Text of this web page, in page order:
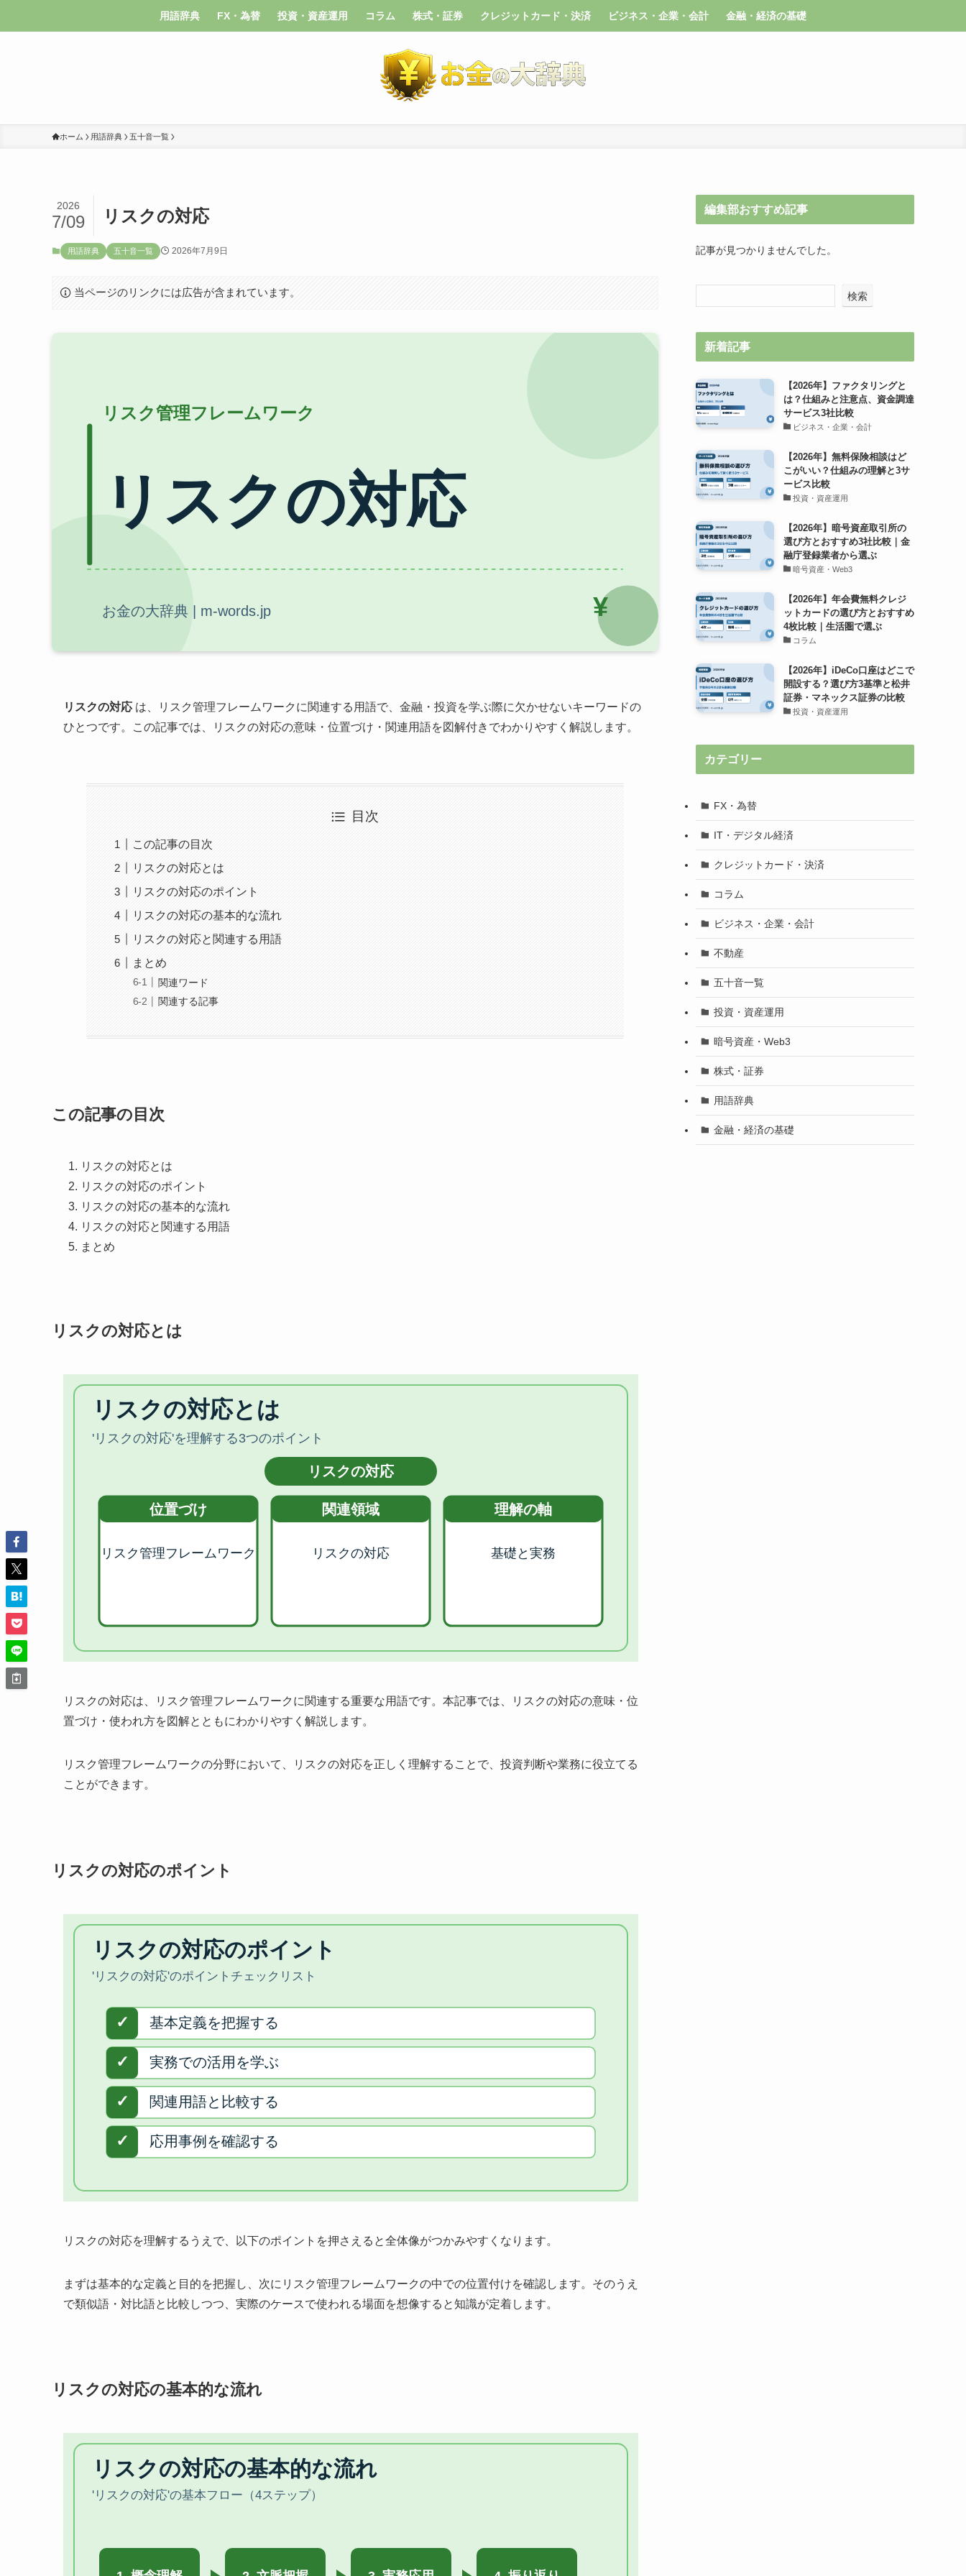
用語辞典 FX・為替 投資・資産運用 コラム 株式・証券 クレジットカード・決済 ビジネス・企業・会計 金融・経済の基礎
ホーム 用語辞典 五十音一覧
リスクの対応
2026
7/09
用語辞典 五十音一覧 2026年7月9日
当ページのリンクには広告が含まれています。
リスクの対応 は、リスク管理フレームワークに関連する用語で、金融・投資を学ぶ際に欠かせないキーワードの
ひとつです。この記事では、リスクの対応の意味・位置づけ・関連用語を図解付きでわかりやすく解説します。
目次
この記事の目次
リスクの対応とは
リスクの対応のポイント
リスクの対応の基本的な流れ
リスクの対応と関連する用語
まとめ
関連ワード
関連する記事
この記事の目次
リスクの対応とは
リスクの対応のポイント
リスクの対応の基本的な流れ
リスクの対応と関連する用語
まとめ
リスクの対応とは
リスクの対応は、リスク管理フレームワークに関連する重要な用語です。本記事では、リスクの対応の意味・位
置づけ・使われ方を図解とともにわかりやすく解説します。
リスク管理フレームワークの分野において、リスクの対応を正しく理解することで、投資判断や業務に役立てる
ことができます。
リスクの対応のポイント
リスクの対応を理解するうえで、以下のポイントを押さえると全体像がつかみやすくなります。
まずは基本的な定義と目的を把握し、次にリスク管理フレームワークの中での位置付けを確認します。そのうえ
で類似語・対比語と比較しつつ、実際のケースで使われる場面を想像すると知識が定着します。
リスクの対応の基本的な流れ
編集部おすすめ記事
記事が見つかりませんでした。
検索
新着記事
【2026年】ファクタリングと
は？仕組みと注意点、資金調達
サービス3社比較
ビジネス・企業・会計
【2026年】無料保険相談はど
こがいい？仕組みの理解と3サ
ービス比較
投資・資産運用
【2026年】暗号資産取引所の
選び方とおすすめ3社比較｜金
融庁登録業者から選ぶ
暗号資産・Web3
【2026年】年会費無料クレジ
ットカードの選び方とおすすめ
4枚比較｜生活圏で選ぶ
コラム
【2026年】iDeCo口座はどこで
開設する？選び方3基準と松井
証券・マネックス証券の比較
投資・資産運用
カテゴリー
FX・為替
IT・デジタル経済
クレジットカード・決済
コラム
ビジネス・企業・会計
不動産
五十音一覧
投資・資産運用
暗号資産・Web3
株式・証券
用語辞典
金融・経済の基礎